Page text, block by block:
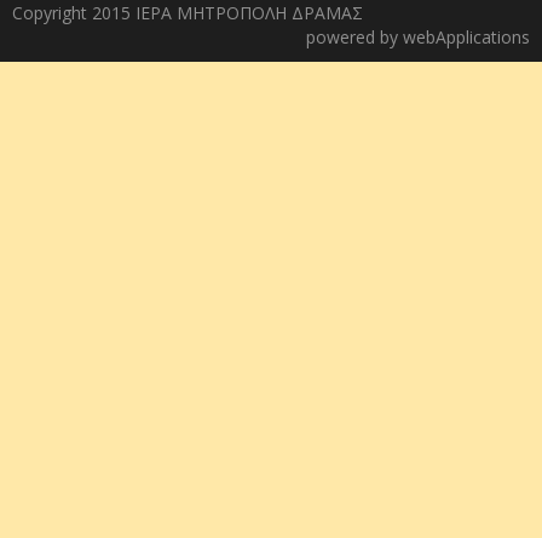
Copyright 2015 ΙΕΡΑ ΜΗΤΡΟΠΟΛΗ ΔΡΑΜΑΣ
powered by webApplications